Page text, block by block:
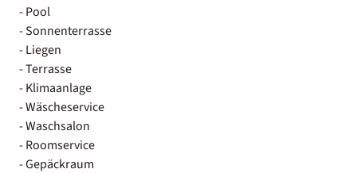
- Pool
- Sonnenterrasse
- Liegen
- Terrasse
- Klimaanlage
- Wäscheservice
- Waschsalon
- Roomservice
- Gepäckraum